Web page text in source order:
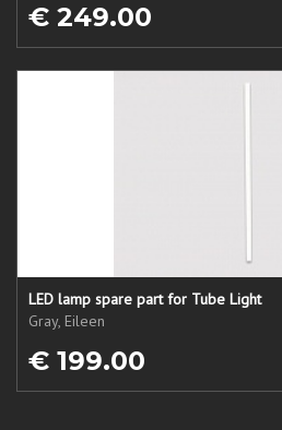
€ 249.00
LED lamp spare part for Tube Light
Gray, Eileen
€ 199.00